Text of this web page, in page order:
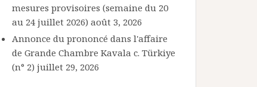
mesures provisoires (semaine du 20
au 24 juillet 2026) août 3, 2026
Annonce du prononcé dans l'affaire
de Grande Chambre Kavala c. Türkiye
(n° 2) juillet 29, 2026